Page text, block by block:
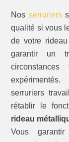
Nos serruriers
qualité si vous
de votre
garantir un
serruriers
rétablir le
rideau
Vous